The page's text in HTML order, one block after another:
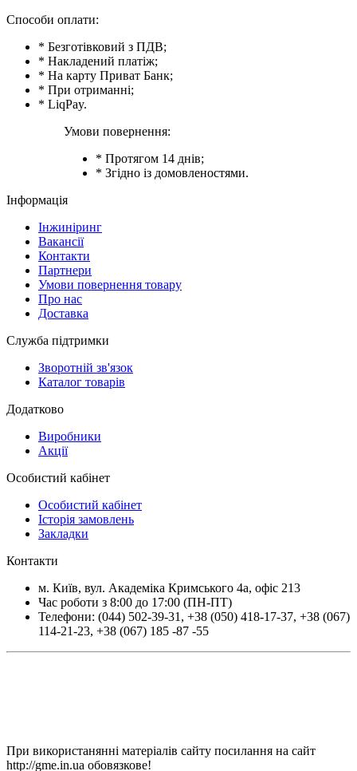
Способи оплати:
* Безготівковий з ПДВ;
* Накладений платіж;
* На карту Приват Банк;
* При отриманні;
* LiqPay.
Умови повернення:
* Протягом 14 днів;
* Згідно із домовленостями.
Інформація
Інжиніринг
Вакансії
Контакти
Партнери
Умови повернення товару
Про нас
Доставка
Служба підтримки
Зворотній зв'язок
Каталог товарів
Додатково
Виробники
Акції
Особистий кабінет
Особистий кабінет
Історія замовлень
Закладки
Контакти
м. Київ, вул. Академіка Кримського 4а, офіс 213
Час роботи з 8:00 до 17:00 (ПН-ПТ)
Телефони: (044) 502-39-31 , +38 (050) 418-17-37, +38 (067)
114-21-23, +38 (067) 185 -87 -55
При використанянні матеріалів сайту посилання на сайт
http://gme.in.ua обовязкове!